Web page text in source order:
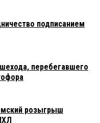
подписанием
перебегавшего
розыгрыш